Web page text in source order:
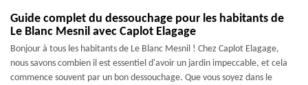
Guide complet du dessouchage pour les habitants de
Le Blanc Mesnil avec Caplot Elagage
Bonjour à tous les habitants de Le Blanc Mesnil ! Chez Caplot Elagage,
nous savons combien il est essentiel d'avoir un jardin impeccable, et cela
commence souvent par un bon dessouchage. Que vous soyez dans le